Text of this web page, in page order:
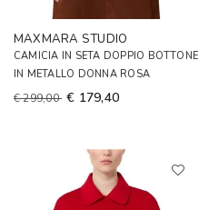
MAXMARA STUDIO
CAMICIA IN SETA DOPPIO BOTTONE
IN METALLO DONNA ROSA
€ 299,00 € 179,40